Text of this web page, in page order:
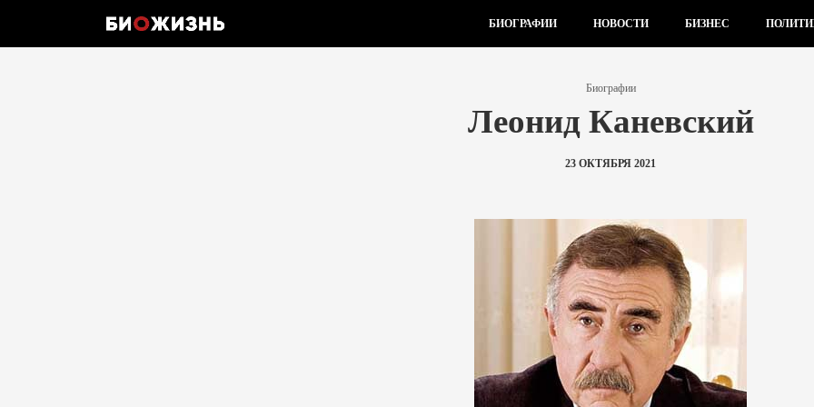
БИОГРАФИИ НОВОСТИ БИЗНЕС
Биографии
Леонид Каневский
23 ОКТЯБРЯ 2021